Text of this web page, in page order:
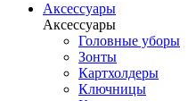
Аксессуары
Аксессуары
Головные уборы
Зонты
Картхолдеры
Ключницы